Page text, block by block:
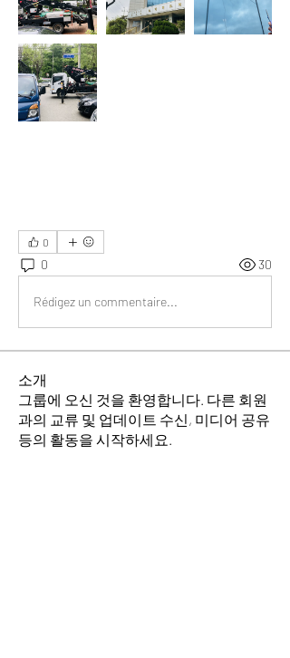
0
0 30
Rédigez un commentaire...
소개
그룹에 오신 것을 환영합니다. 다른 회원
과의 교류 및 업데이트 수신, 미디어 공유
등의 활동을 시작하세요.